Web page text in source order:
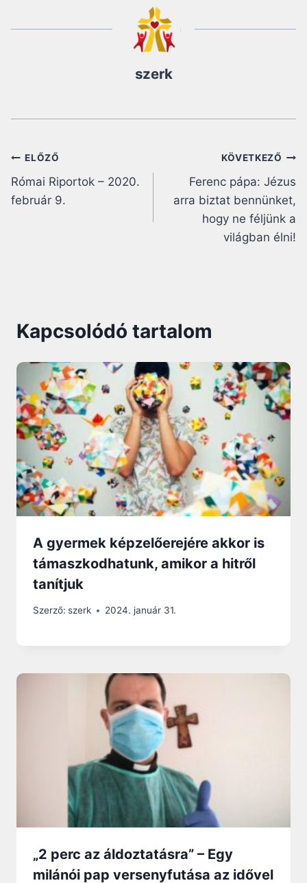
szerk
Bejegyzés
navigáció
ELŐZŐ
Római Riportok – 2020.
február 9.
KÖVETKEZŐ
Ferenc pápa: Jézus
arra biztat bennünket,
hogy ne féljünk a
világban élni!
Kapcsolódó tartalom
A gyermek képzelőerejére akkor is
támaszkodhatunk, amikor a hitről
tanítjuk
Szerző: szerk 2024. január 31.
„2 perc az áldoztatásra” – Egy
milánói pap versenyfutása az idővel